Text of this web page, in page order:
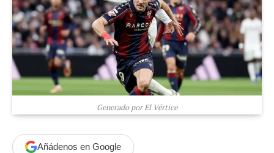
Generado por El Vértice
Añádenos en Google